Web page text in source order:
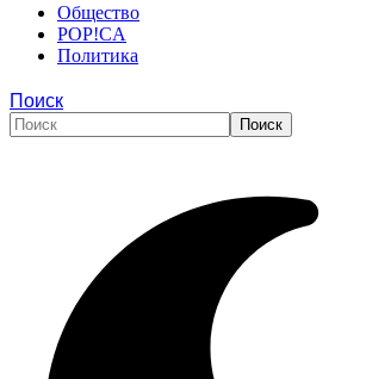
Общество
POP!CA
Политика
Поиск